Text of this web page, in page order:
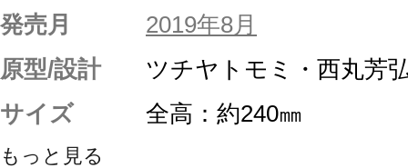
発売月
2019年8月
原型/設計
ツチヤトモミ・西丸芳
サイズ
全高：約240㎜
もっと見る